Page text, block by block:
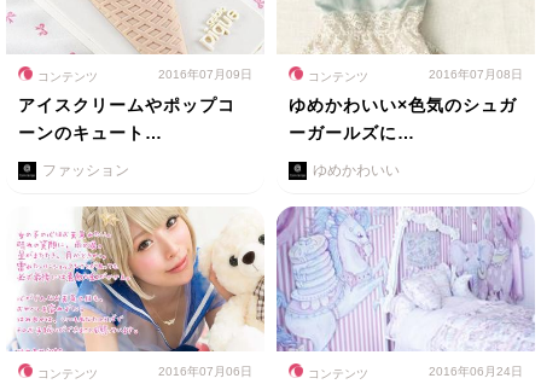
コンテンツ 2016年07月09日
アイスクリームやポップコ
ーンのキュート…
ファッション
コンテンツ 2016年07月08日
ゆめかわいい×色気のシュガ
ーガールズに…
ゆめかわいい
コンテンツ 2016年07月06日 コンテンツ 2016年06月24日